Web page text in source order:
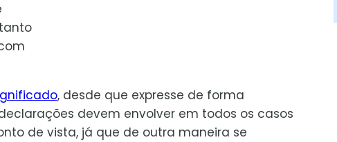
, desde que expresse de forma
devem envolver em todos os casos
de vista, já que de outra maneira se